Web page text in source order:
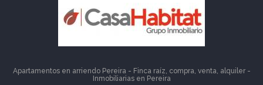
Apartamentos en arriendo Pereira - Finca raíz, compra, venta, alquiler -
Inmobiliarias en Pereira